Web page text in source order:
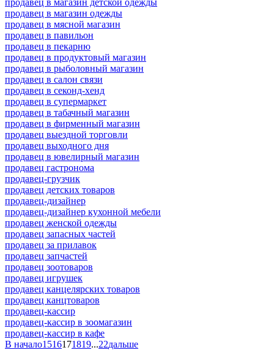
продавец в магазин одежды
продавец в мясной магазин
продавец в павильон
продавец в пекарню
продавец в продуктовый магазин
продавец в рыболовный магазин
продавец в салон связи
продавец в секонд-хенд
продавец в супермаркет
продавец в табачный магазин
продавец в фирменный магазин
продавец выездной торговли
продавец выходного дня
продавец в ювелирный магазин
продавец гастронома
продавец-грузчик
продавец детских товаров
продавец-дизайнер
продавец-дизайнер кухонной мебели
продавец женской одежды
продавец запасных частей
продавец за прилавок
продавец запчастей
продавец зоотоваров
продавец игрушек
продавец канцелярских товаров
продавец канцтоваров
продавец-кассир
продавец-кассир в зоомагазин
продавец-кассир в кафе
В начало1516171819...22дальше